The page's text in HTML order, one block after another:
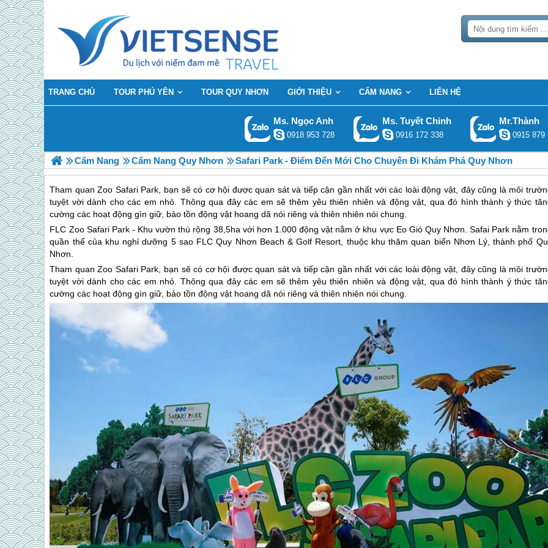
TRANG CHỦ TOUR PHÚ YÊN TOUR QUY NHƠN GIỚI THIỆU CẨM NANG LIÊN HỆ
Ms. Ngọc Anh
0918 953 728
Ms. Tuyết Chinh
0916 172 338
Mr.Thành
0915 879
Cẩm Nang Cẩm Nang Quy Nhơn Safari Park - Điểm Đến Mới Cho Chuyến Đi Khám Phá Quy Nhơn
Tham quan Zoo Safari Park, bạn sẽ có cơ hội được quan sát và tiếp cận gần nhất với các loài động vật, đây cũng là môi
tuyệt vời dành cho các em nhỏ. Thông qua đây các em sẽ thêm yêu thiên nhiên và động vật, qua đó hình thành ý thức
cường các hoạt động gìn giữ, bảo tồn động vật hoang dã nói riêng và thiên nhiên nói chung.
FLC Zoo Safari Park - Khu vườn thú rộng 38,5ha với hơn 1.000 động vật nằm ở khu vực Eo Gió Quy Nhơn. Safai Park nằm
quần thể của khu nghỉ dưỡng 5 sao FLCQuy Nhơn Beach & Golf Resort, thuộc khu thăm quan biển Nhơn Lý, thành phố
Nhơn.
Tham quan Zoo Safari Park, bạn sẽ có cơ hội được quan sát và tiếp cận gần nhất với các loài động vật, đây cũng là môi
tuyệt vời dành cho các em nhỏ. Thông qua đây các em sẽ thêm yêu thiên nhiên và động vật, qua đó hình thành ý thức
cường các hoạt động gìn giữ, bảo tồn động vật hoang dã nói riêng và thiên nhiên nói chung.